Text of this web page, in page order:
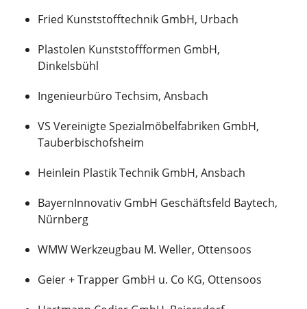
Fried Kunststofftechnik GmbH, Urbach
Plastolen Kunststoffformen GmbH,
Dinkelsbühl
Ingenieurbüro Techsim, Ansbach
VS Vereinigte Spezialmöbelfabriken GmbH,
Tauberbischofsheim
Heinlein Plastik Technik GmbH, Ansbach
BayernInnovativ GmbH Geschäftsfeld Baytech,
Nürnberg
WMW Werkzeugbau M. Weller, Ottensoos
Geier + Trapper GmbH u. Co KG, Ottensoos